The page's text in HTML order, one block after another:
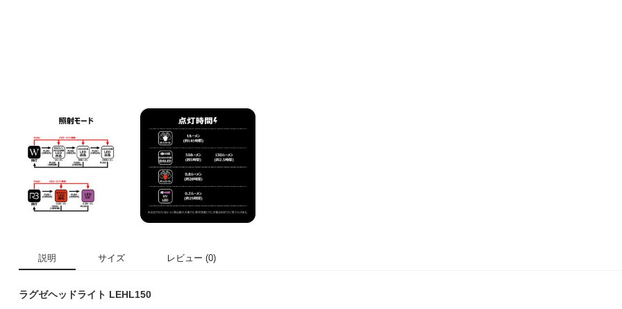
説明 サイズ レビュー (0)
ラグゼヘッドライト LEHL150